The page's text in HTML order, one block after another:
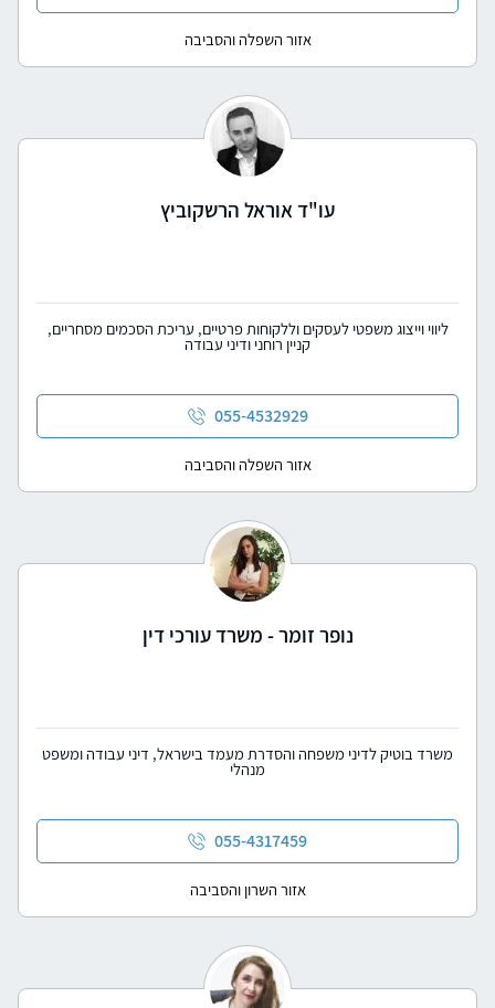
אזור השפלה והסביבה
עו"ד אוראל הרשקוביץ
ליווי וייצוג משפטי לעסקים וללקוחות פרטיים, עריכת הסכמים מסחריים,
קניין רוחני ודיני עבודה
055-4532929
אזור השפלה והסביבה
נופר זומר - משרד עורכי דין
משרד בוטיק לדיני משפחה והסדרת מעמד בישראל, דיני עבודה ומשפט
מנהלי
055-4317459
אזור השרון והסביבה